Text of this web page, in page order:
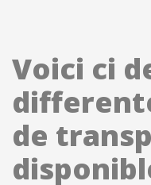
Voici ci
de